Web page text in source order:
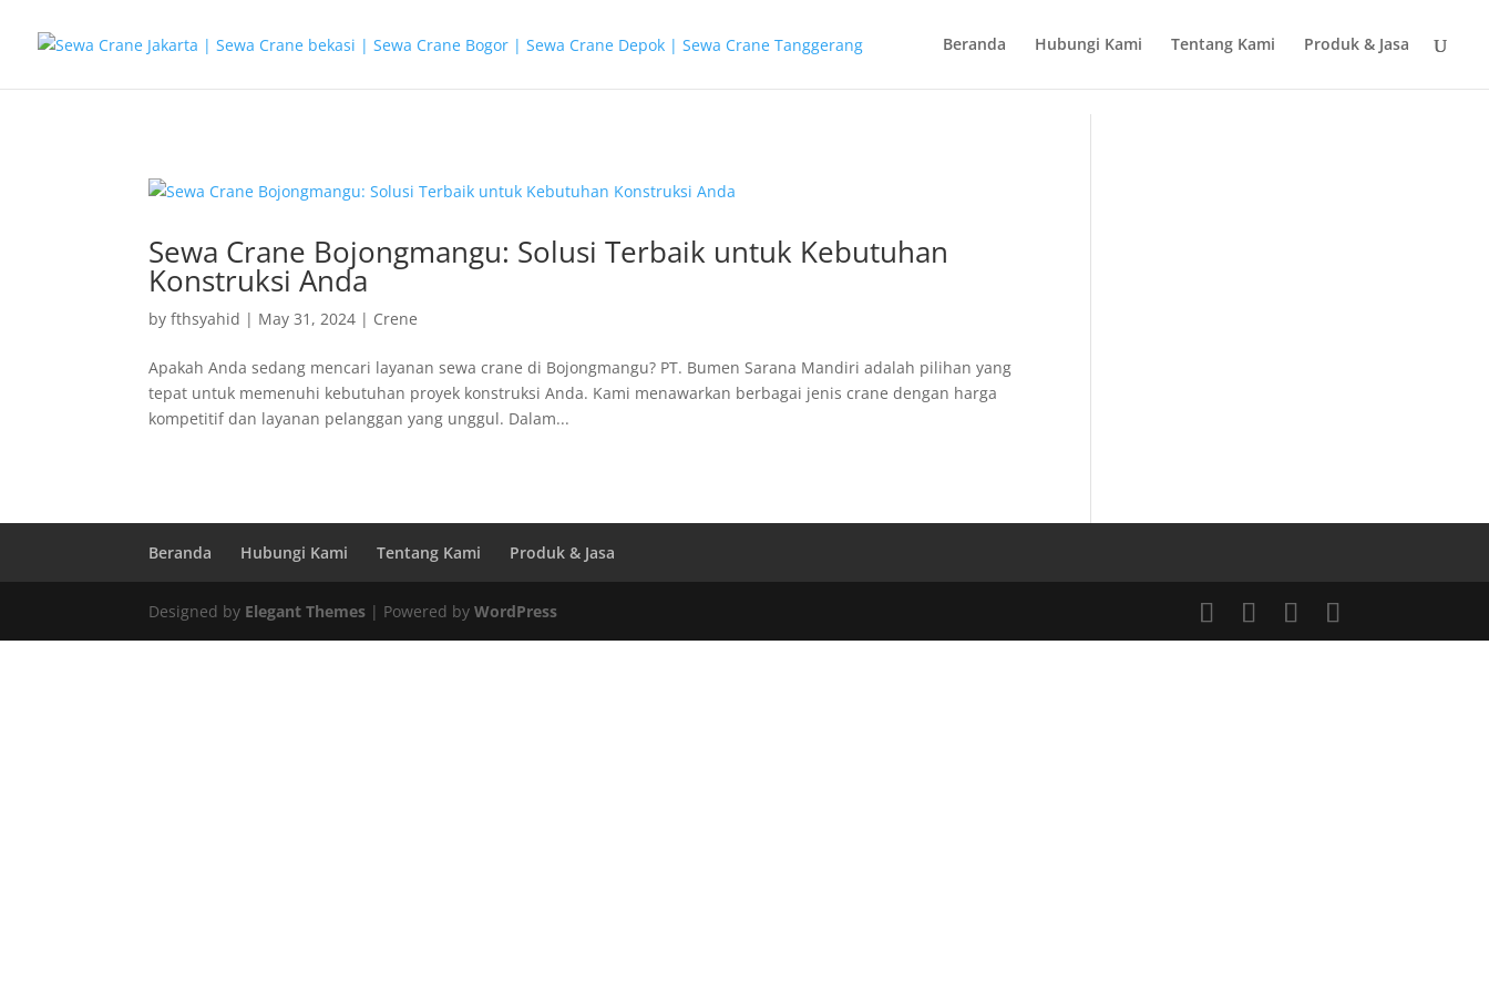
Beranda
Hubungi Kami Tentang Kami Produk & Jasa
Sewa Crane Bojongmangu: Solusi Terbaik untuk Kebutuhan
Konstruksi Anda
byfthsyahid | May 31, 2024 | Crene
Apakah Anda sedang mencari layanan sewa crane di Bojongmangu? PT. Bumen Sarana Mandiri adalah pilihan yang
tepat untuk memenuhi kebutuhan proyek konstruksi Anda. Kami menawarkan berbagai jenis crane dengan harga
kompetitif dan layanan pelanggan yang unggul. Dalam...
Beranda Hubungi Kami Tentang Kami Produk & Jasa
Designed by Elegant Themes | Powered byWordPress